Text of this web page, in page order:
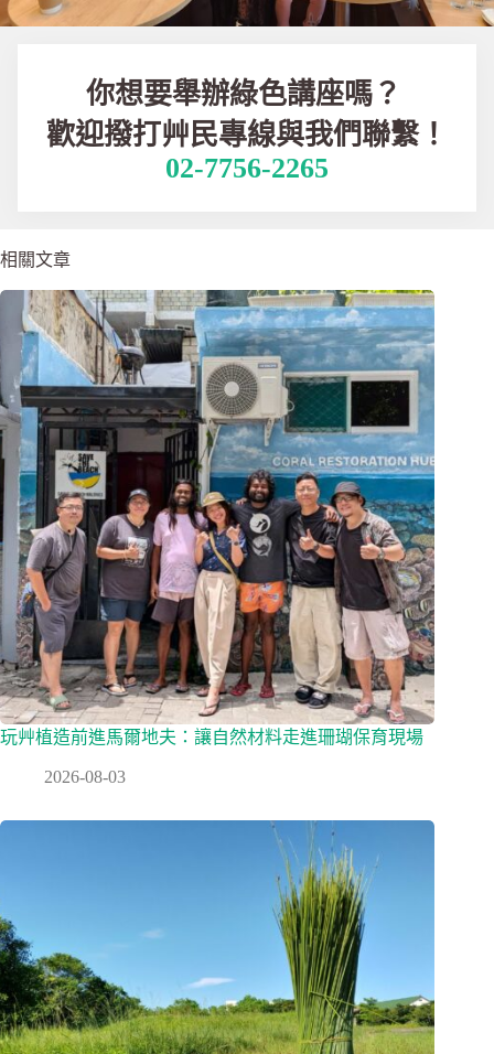
你想要舉辦綠色講座嗎？
歡迎撥打艸民專線與我們聯繫！
02-7756-2265
相關文章
玩艸植造前進馬爾地夫：讓自然材料走進珊瑚保育現場
2026-08-03